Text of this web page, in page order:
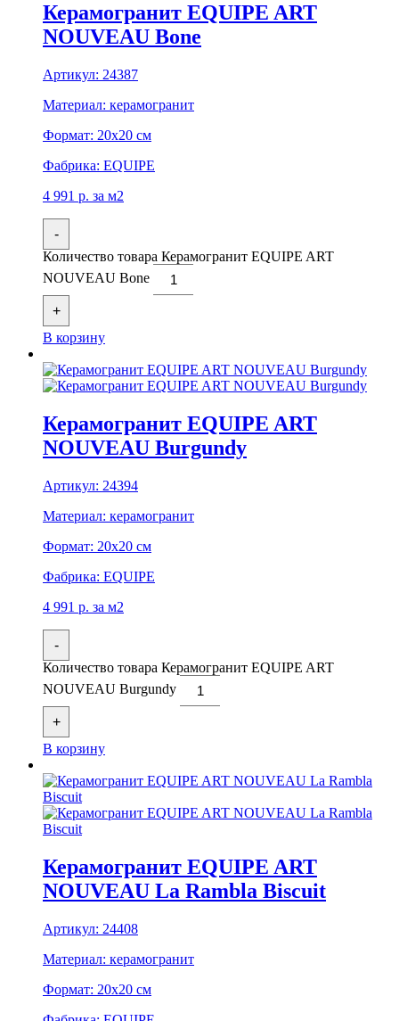
Керамогранит EQUIPE ART
NOUVEAU Bone
Артикул: 24387
Материал: керамогранит
Формат: 20x20 см
Фабрика: EQUIPE
4 991 р. за м2
-
Количество товара Керамогранит EQUIPE ART
NOUVEAU Bone
+
В корзину
Керамогранит EQUIPE ART
NOUVEAU Burgundy
Артикул: 24394
Материал: керамогранит
Формат: 20x20 см
Фабрика: EQUIPE
4 991 р. за м2
-
Количество товара Керамогранит EQUIPE ART
NOUVEAU Burgundy
+
В корзину
Керамогранит EQUIPE ART
NOUVEAU La Rambla Biscuit
Артикул: 24408
Материал: керамогранит
Формат: 20x20 см